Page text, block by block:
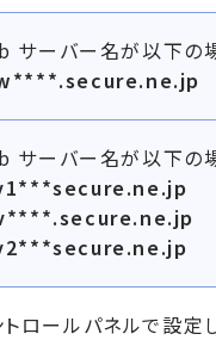
サーバー名が以下の
サーバー名が以下の
トロールパネルで設定